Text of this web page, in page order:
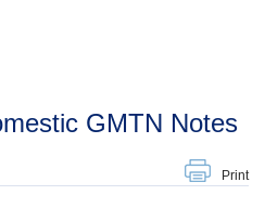
GMTN Notes
Print